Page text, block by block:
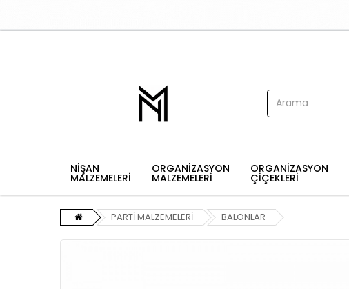
NİŞAN
MALZEMELERİ
ORGANİZASYON
MALZEMELERİ
ORGANİZASYON
ÇİÇEKLERİ
PARTİ MALZEMELERİ BALONLAR